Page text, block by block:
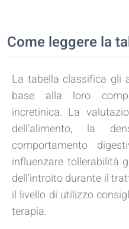
Come leggere la
La tabella classifica gli
base alla loro
incretinica. La
dell’alimento, la
comportamento
influenzare tollerabilità
dell’introito durante il
il livello di utilizzo
terapia.